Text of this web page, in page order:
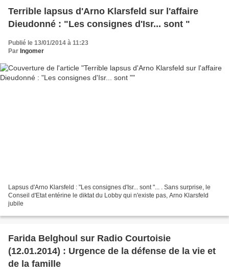
Terrible lapsus d'Arno Klarsfeld sur l'affaire
Dieudonné : "Les consignes d'Isr... sont "
Publié le 13/01/2014 à 11:23
Par Ingomer
Lapsus d'Arno Klarsfeld : "Les consignes d'Isr... sont "... . Sans surprise, le
Conseil d'Etat entérine le diktat du Lobby qui n'existe pas, Arno Klarsfeld
jubile
Farida Belghoul sur Radio Courtoisie
(12.01.2014) : Urgence de la défense de la vie et
de la famille